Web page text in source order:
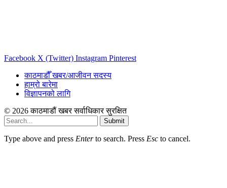
Facebook X (Twitter) Instagram Pinterest
काठमाडौँ खबर/आजीवन सदस्य
हाम्रो बारेमा
विज्ञापनको लागि
© 2026 काठमाडौं खबर सर्वाधिकार सुरक्षित
Submit
Type above and press Enterto search. Press Esc to cancel.